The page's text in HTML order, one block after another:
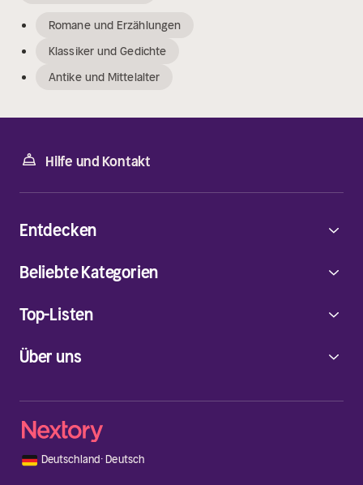
Romane und Erzählungen
Klassiker und Gedichte
Antike und Mittelalter
Hilfe und Kontakt
Über uns
Entdecken
Beliebte Kategorien
Top-Listen
🇩🇪 Deutschland·Deutsch